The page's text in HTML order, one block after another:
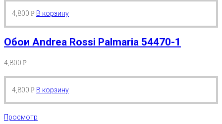
4,800 Р В корзину
Обои Andrea Rossi Palmaria 54470-1
4,800 Р
4,800 Р В корзину
Просмотр